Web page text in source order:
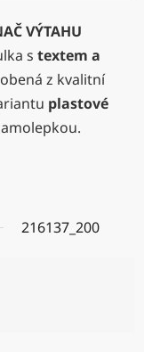
VÝTAHU
s textem a
z kvalitní
plastové
216137_200